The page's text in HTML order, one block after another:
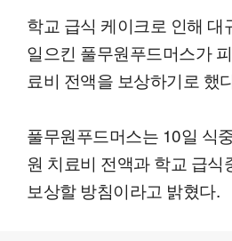
학교 급식 케이크로 인해 대
일으킨 풀무원푸드머스가
료비 전액을 보상하기로 했
풀무원푸드머스는 10일 식
원 치료비 전액과 학교 급식
보상할 방침이라고 밝혔다.